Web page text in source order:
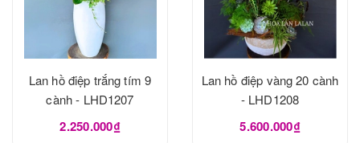
Lan hồ điệp trắng tím 9
cành - LHD1207
2.250.000₫
Lan hồ điệp vàng 20 cành
- LHD1208
5.600.000₫